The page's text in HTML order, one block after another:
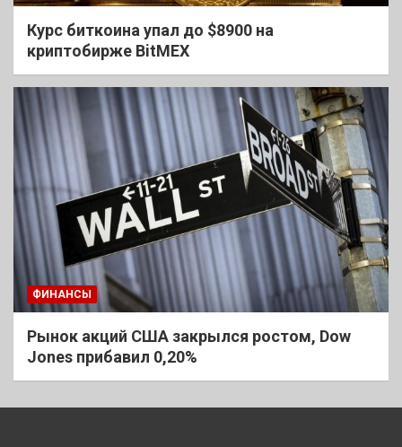
Курс биткоина упал до $8900 на
криптобирже BitMEX
ФИНАНСЫ
Рынок акций США закрылся ростом, Dow
Jones прибавил 0,20%